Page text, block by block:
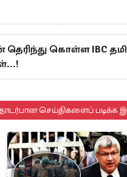
கொள்ள IBC
செய்திகளைப் படிக்க